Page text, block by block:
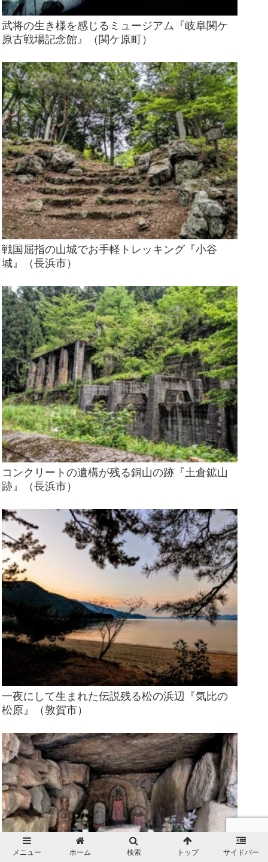
武将の生き様を感じるミュージアム『岐阜関ケ
原古戦場記念館』（関ケ原町）
戦国屈指の山城でお手軽トレッキング『小谷
城』（長浜市）
コンクリートの遺構が残る銅山の跡『土倉鉱山
跡』（長浜市）
一夜にして生まれた伝説残る松の浜辺『気比の
松原』（敦賀市）
メニュー ホーム 検索 トップ サイドバー